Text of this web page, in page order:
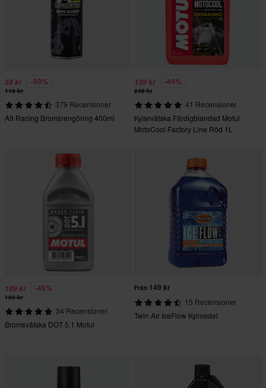
59 kr -50%
119 kr
379 Recensioner
A9 Racing Bromsrengöring 400ml
139 kr -44%
249 kr
41 Recensioner
Kylarvätska Färdigblandad Motul
MotoCool Factory Line Röd 1L
109 kr -45%
199 kr
34 Recensioner
Bromsvätska DOT 5.1 Motul
Från 149 kr
15 Recensioner
Twin Air IceFlow Kylmedel